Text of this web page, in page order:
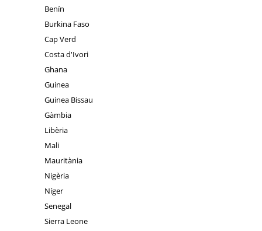
Benín
Burkina Faso
Cap Verd
Costa d'Ivori
Ghana
Guinea
Guinea Bissau
Gàmbia
Libèria
Mali
Mauritània
Nigèria
Níger
Senegal
Sierra Leone